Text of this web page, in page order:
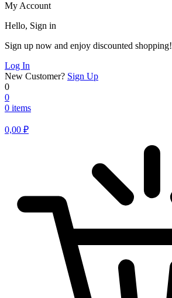
My Account
Hello, Sign in
Sign up now and enjoy discounted shopping!
Log In
New Customer? Sign Up
0
0
0 items
0,00 ₽